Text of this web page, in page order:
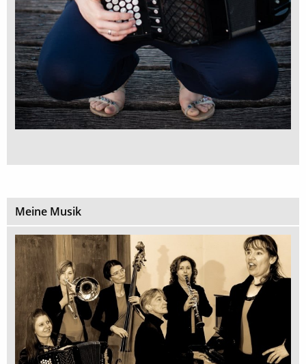
Meine Musik